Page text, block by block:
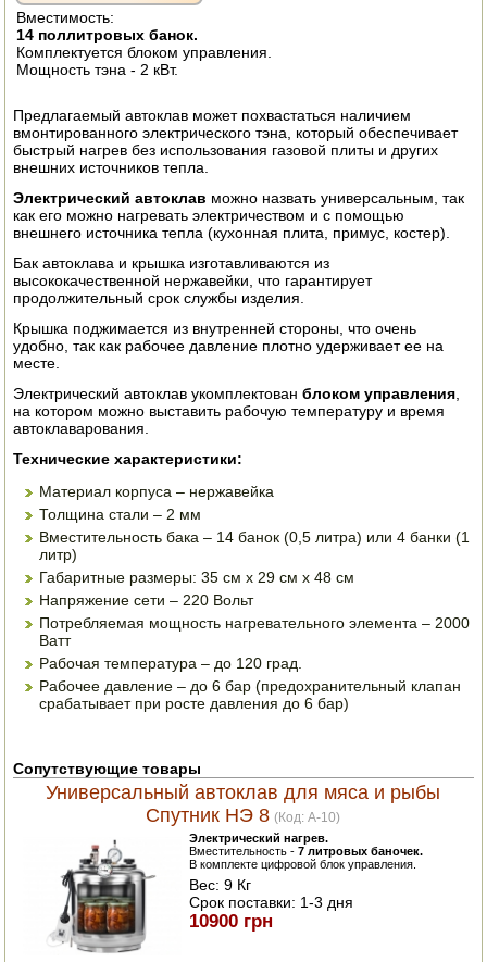
ЭЛЕКТРО И БЕНЗО ИНСТРУМЕНТ
ОПРЫСКИВАТЕЛИ
СОКОВЫЖИМАЛКИ
СУШИЛКИ ПРОДУКТОВ
СОКОВАРКИ
ТОВАРЫ ДЛЯ ЗИМЫ
ДЛЯ ФЕРМЕРА
ДОИЛЬНЫЕ АППАРАТЫ
СРЕДСТВА ОТ ВРЕДИТЕЛЕЙ
ПОСУДА ДЛЯ КУХНИ
ДУШ ДЛЯ ДАЧИ И ДОМА
МАНГАЛЫ, КОПТИЛЬНИ
ОРЕХОКОЛЫ
Вместимость:
14 поллитровых банок.
Комплектуется блоком управления.
Мощность тэна - 2 кВт.
Предлагаемый автоклав может похвастаться наличием
вмонтированного электрического тэна, который обеспечивает
быстрый нагрев без использования газовой плиты и других
внешних источников тепла.
Электрический автоклав можно назвать универсальным, так
как его можно нагревать электричеством и с помощью
внешнего источника тепла (кухонная плита, примус, костер).
Бак автоклава и крышка изготавливаются из
высококачественной нержавейки, что гарантирует
продолжительный срок службы изделия.
Крышка поджимается из внутренней стороны, что очень
удобно, так как рабочее давление плотно удерживает ее на
месте.
Электрический автоклав укомплектованблоком управления,
на котором можно выставить рабочую температуру и время
автоклаварования.
Технические характеристики:
Материал корпуса – нержавейка
Толщина стали – 2 мм
Вместительность бака – 14 банок (0,5 литра) или 4 банки (1
литр)
Габаритные размеры: 35 см х 29 см х 48 см
Напряжение сети – 220 Вольт
Потребляемая мощность нагревательного элемента – 2000
Ватт
Рабочая температура – до 120 град.
Рабочее давление – до 6 бар (предохранительный клапан
срабатывает при росте давления до 6 бар)
Сопутствующие товары
Универсальный автоклав для мяса и рыбы
Спутник НЭ 8 (Код:A-10)
Электрический нагрев.
Вместительность - 7 литровых баночек.
В комплекте цифровой блок управления.
Вес:9 Кг
Срок поставки: 1-3 дня
10900 грн